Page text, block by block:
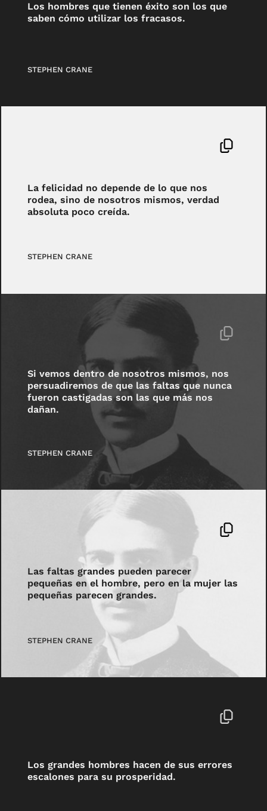
Los hombres que tienen éxito son los que
saben cómo utilizar los fracasos.
STEPHEN CRANE
La felicidad no depende de lo que nos
rodea, sino de nosotros mismos, verdad
absoluta poco creída.
STEPHEN CRANE
Si vemos dentro de nosotros mismos, nos
persuadiremos de que las faltas que nunca
fueron castigadas son las que más nos
dañan.
STEPHEN CRANE
Las faltas grandes pueden parecer
pequeñas en el hombre, pero en la mujer las
pequeñas parecen grandes.
STEPHEN CRANE
Los grandes hombres hacen de sus errores
escalones para su prosperidad.